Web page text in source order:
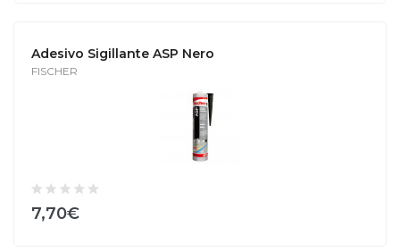
Adesivo Sigillante ASP Nero
FISCHER
7,70€